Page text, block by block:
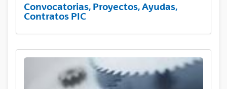
Convocatorias, Proyectos, Ayudas,
Contratos PIC